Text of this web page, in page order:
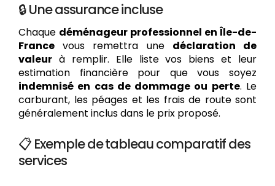
🔒 Une assurance incluse
Chaque déménageur professionnel en Île-de-
France vous remettra une déclaration de
valeur à remplir. Elle liste vos biens et leur
estimation financière pour que vous soyez
indemnisé en cas de dommage ou perte. Le
carburant, les péages et les frais de route sont
généralement inclus dans le prix proposé.
📋 Exemple de tableau comparatif des
services